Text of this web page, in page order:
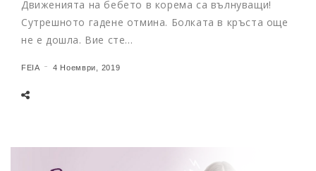
Движенията на бебето в корема са вълнуващи!
Сутрешното гадене отмина. Болката в кръста още
не е дошла. Вие сте…
FEIA 4 Ноември, 2019